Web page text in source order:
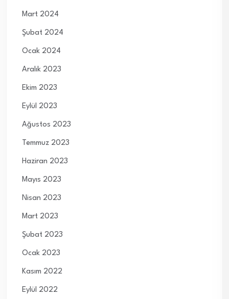
Mart 2024
Şubat 2024
Ocak 2024
Aralık 2023
Ekim 2023
Eylül 2023
Ağustos 2023
Temmuz 2023
Haziran 2023
Mayıs 2023
Nisan 2023
Mart 2023
Şubat 2023
Ocak 2023
Kasım 2022
Eylül 2022